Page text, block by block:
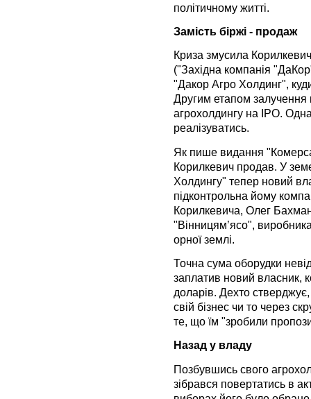
політичному житті.
Замість біржі - продаж
Криза змусила
("Західна компанія
"Дакор Агро Холдинг",
Другим етапом залучення
агрохолдингу на ІРО.
реалізуватись.
Як пише видання
Корилкевич продав. У
Холдингу" тепер новий
підконтрольна йому
Корилкевича, Олег
"Вінницям’ясо",
орної землі.
Точна сума оборудки
заплатив новий власник,
доларів. Дехто
свій бізнес чи то через
те, що їм "зробили
Назад у владу
Позбувшись свого
зібрався повертатись в